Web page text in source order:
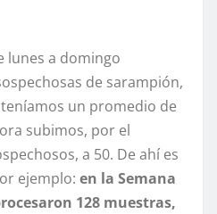
lunes a domingo
de sarampión,
un promedio de
subimos, por el
a 50. De ahí es
ejemplo: en la Semana
128 muestras,